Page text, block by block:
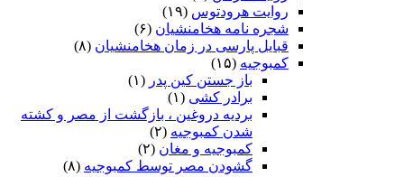
روایت هرودتوس (۱۹)
شجره نامه هخامنشیان (۶)
قبایل پارسی در زمان هخامنشیان (۸)
کمبوجیه (۱۵)
باز جستن کین پدر (۱)
برادر کشی (۱)
بردیه دروغین ، بازگشت از مصر و کشته
شدن کمبوجیه (۲)
کمبوجیه و مغان (۲)
گشودن مصر توسط کمبوجیه (۸)